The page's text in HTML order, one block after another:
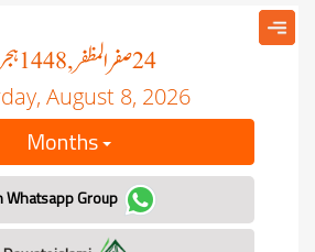
24صفر المظفر, 1448
August 8, 2026
Months
Join Whatsapp Group